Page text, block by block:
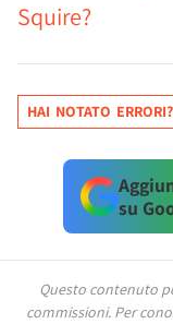
Squire?
HAI NOTATO ERRORI?
su
Questo contenuto
commissioni. Per